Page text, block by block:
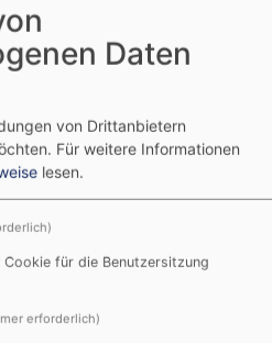
Daten
von Drittanbietern
Für weitere Informationen
lesen.
Cookie für die Benutzersitzung
erforderlich)